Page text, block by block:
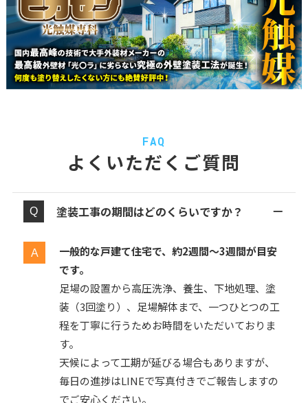
FAQ
よくいただくご質問
塗装工事の期間はどのくらいですか？
一般的な戸建て住宅で、約2週間〜3週間が目安
です。
足場の設置から高圧洗浄、養生、下地処理、塗
装（3回塗り）、足場解体まで、一つひとつの工
程を丁寧に行うためお時間をいただいておりま
す。
天候によって工期が延びる場合もありますが、
毎日の進捗はLINEで写真付きでご報告しますの
でご安心ください。